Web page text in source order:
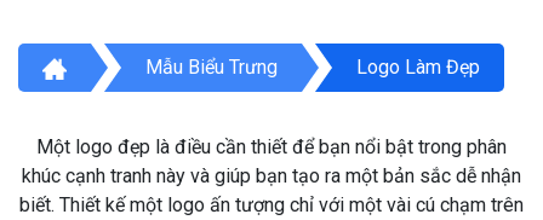
Mẫu Biểu Trưng Logo Làm Đẹp
Một logo đẹp là điều cần thiết để bạn nổi bật trong phân
khúc cạnh tranh này và giúp bạn tạo ra một bản sắc dễ nhận
biết. Thiết kế một logo ấn tượng chỉ với một vài cú chạm trên